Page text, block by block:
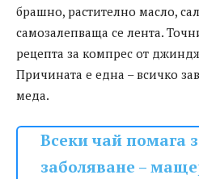
брашно, растително масло,
самозалепваща се лента.
рецепта за компрес от
Причината е една – всичко
меда.
Всеки чай помага
заболяване –